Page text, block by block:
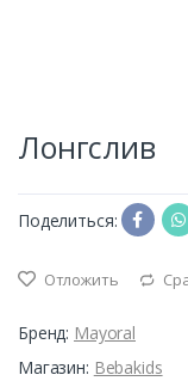
Лонгслив
Поделиться:
Отложить
Бренд: Mayoral
Магазин: Bebakids